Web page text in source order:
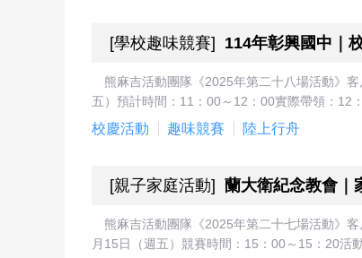
[學校趣味競賽] 114年彰興國中｜
熊麻吉活動團隊《2025年第二十八場活動》
五）預計時間：11：00～12：00實際帶領：12
校慶活動 趣味競賽 陸上行舟
[親子家庭活動] 蘭大衛紀念教會｜
熊麻吉活動團隊《2025年第二十七場活動》
月15日（週五）競賽時間：15：00～15：20活